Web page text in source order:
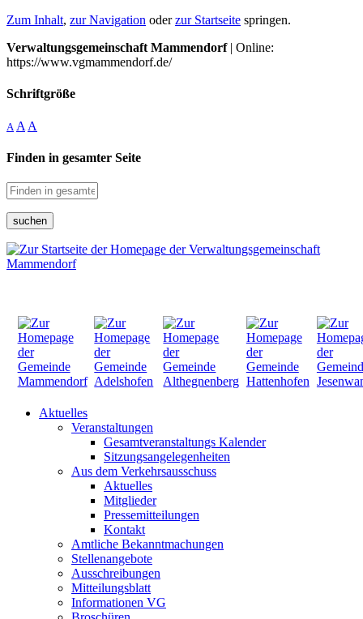
Zum Inhalt, zur Navigation oderzur Startseite springen.
Verwaltungsgemeinschaft Mammendorf| Online:
https://www.vgmammendorf.de/
Schriftgröße
A A A
Finden in gesamter Seite
suchen
Aktuelles
Veranstaltungen
Gesamtveranstaltungs Kalender
Sitzungsangelegenheiten
Aus dem Verkehrsausschuss
Aktuelles
Mitglieder
Pressemitteilungen
Kontakt
Amtliche Bekanntmachungen
Stellenangebote
Ausschreibungen
Mitteilungsblatt
Informationen VG